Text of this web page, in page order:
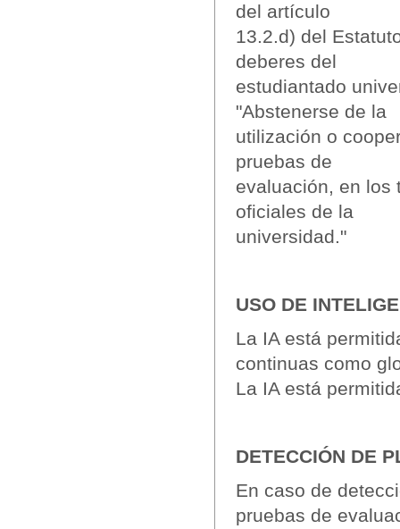
del artículo
13.2.d) del
deberes del
estudiantado
"Abstenerse de la
utilización o
pruebas de
evaluación, en los
oficiales de la
universidad."
USO DE
La IA está
continuas como
La IA está
DETECCIÓN DE
En caso de
pruebas de